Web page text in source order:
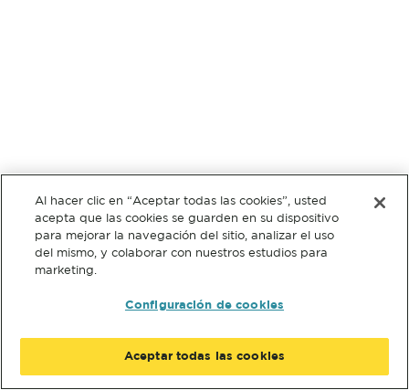
Al hacer clic en “Aceptar todas las cookies”, usted
acepta que las cookies se guarden en su dispositivo
para mejorar la navegación del sitio, analizar el uso
del mismo, y colaborar con nuestros estudios para
marketing.
Configuración de cookies
Aceptar todas las cookies